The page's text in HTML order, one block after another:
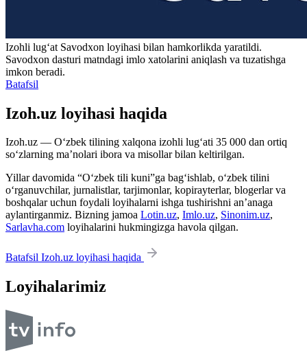
Izohli lugʻat Savodxon loyihasi bilan hamkorlikda yaratildi.
Savodxon dasturi matndagi imlo xatolarini aniqlash va tuzatishga
imkon beradi.
Batafsil
Izoh.uz loyihasi haqida
Izoh.uz — O‘zbek tilining xalqona izohli lug‘ati 35 000 dan ortiq
so‘zlarning ma’nolari ibora va misollar bilan keltirilgan.
Yillar davomida “O‘zbek tili kuni”ga bag‘ishlab, o‘zbek tilini
o‘rganuvchilar, jurnalistlar, tarjimonlar, kopirayterlar, blogerlar va
boshqalar uchun foydali loyihalarni ishga tushirishni an’anaga
aylantirganmiz. Bizning jamoa Lotin.uz, Imlo.uz, Sinonim.uz,
Sarlavha.com loyihalarini hukmingizga havola qilgan.
Batafsil Izoh.uz loyihasi haqida
Loyihalarimiz